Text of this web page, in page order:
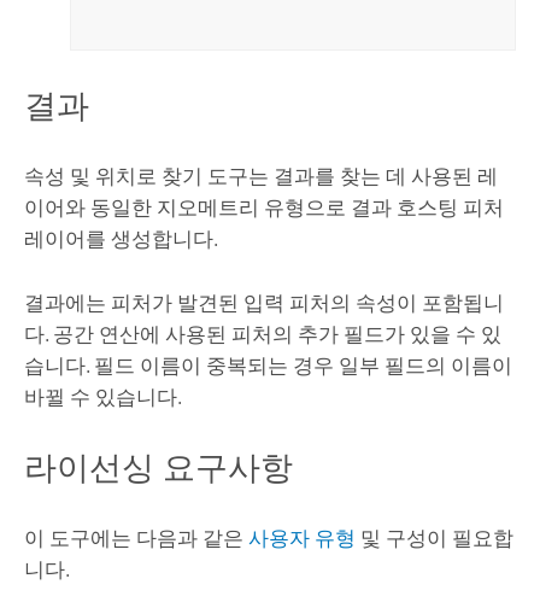
결과
속성 및 위치로 찾기 도구는 결과를 찾는 데 사용된 레
이어와 동일한 지오메트리 유형으로 결과 호스팅 피처
레이어를 생성합니다.
결과에는 피처가 발견된 입력 피처의 속성이 포함됩니
다. 공간 연산에 사용된 피처의 추가 필드가 있을 수 있
습니다. 필드 이름이 중복되는 경우 일부 필드의 이름이
바뀔 수 있습니다.
라이선싱 요구사항
이 도구에는 다음과 같은 사용자 유형 및 구성이 필요합
니다.